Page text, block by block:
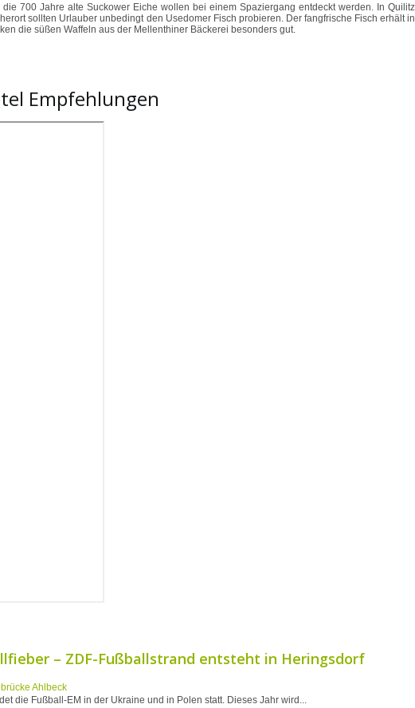
700 Jahre alte Suckower Eiche wollen bei einem Spaziergang entdeckt werden. In Quilitz
sollten Urlauber unbedingt den Usedomer Fisch probieren. Der fangfrische Fisch erhält in
die süßen Waffeln aus der Mellenthiner Bäckerei besonders gut.
Empfehlungen
– ZDF-Fußballstrand entsteht in Heringsdorf
die Fußball-EM in der Ukraine und in Polen statt. Dieses Jahr wird...